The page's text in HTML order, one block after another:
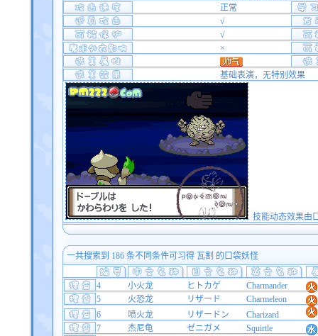
正常
√
√
×
基础表演，无特别效果
技能动态效果由
一共搜索到 186 条不同条件可习得 瓦割 的口袋妖怪
4 小火龙 ヒトカゲ
Charmander
5
火恐龙 リザード
Charmeleon
6
喷火龙 リザードン
Charizard
7
杰尼龟 ゼニガメ
Squirtle